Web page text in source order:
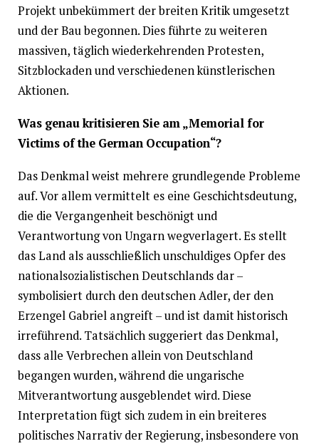
Projekt unbekümmert der breiten Kritik umgesetzt
und der Bau begonnen. Dies führte zu weiteren
massiven, täglich wiederkehrenden Protesten,
Sitzblockaden und verschiedenen künstlerischen
Aktionen.
Was genau kritisieren Sie am „Memorial for
Victims of the German Occupation“?
Das Denkmal weist mehrere grundlegende Probleme
auf. Vor allem vermittelt es eine Geschichtsdeutung,
die die Vergangenheit beschönigt und
Verantwortung von Ungarn wegverlagert. Es stellt
das Land als ausschließlich unschuldiges Opfer des
nationalsozialistischen Deutschlands dar –
symbolisiert durch den deutschen Adler, der den
Erzengel Gabriel angreift – und ist damit historisch
irreführend. Tatsächlich suggeriert das Denkmal,
dass alle Verbrechen allein von Deutschland
begangen wurden, während die ungarische
Mitverantwortung ausgeblendet wird. Diese
Interpretation fügt sich zudem in ein breiteres
politisches Narrativ der Regierung, insbesondere von